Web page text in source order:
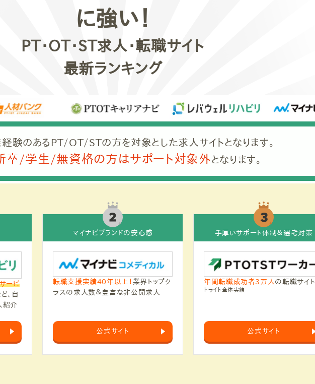
に強い！
PT・OT・ST求人・転職サイト
最新ランキング
験のあるPT/OT/STの方を対象とした求人サイトとなります。
卒/学生/無資格の方はサポート対象外となります。
ービ
、自
紹介
マイナビブランドの安心感
転職支援実績40年以上！ 業界トップク
ラスの求人数＆豊富な非公開求人
公式サイト
手厚いサポート体制＆選考対策
年間転職成功者3万人 の転職サイト
トライト全体実績
公式サイト